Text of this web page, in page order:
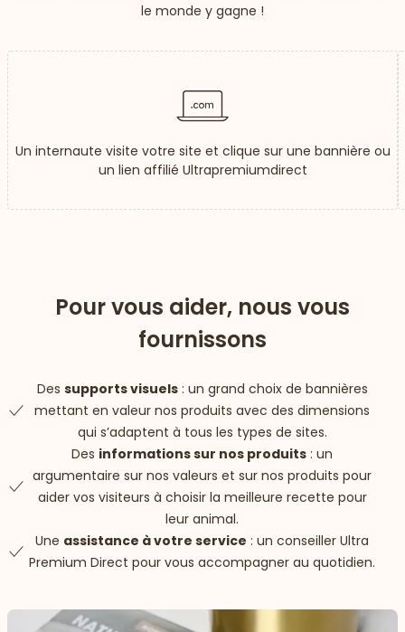
le monde y gagne !
Un internaute visite votre site et clique sur une bannière ou
un lien affilié Ultrapremiumdirect
Pour vous aider, nous vous
fournissons
Des supports visuels: un grand choix de bannières
mettant en valeur nos produits avec des dimensions
qui s’adaptent à tous les types de sites.
Des informations sur nos produits : un
argumentaire sur nos valeurs et sur nos produits pour
aider vos visiteurs à choisir la meilleure recette pour
leur animal.
Une assistance à votre service : un conseiller Ultra
Premium Direct pour vous accompagner au quotidien.